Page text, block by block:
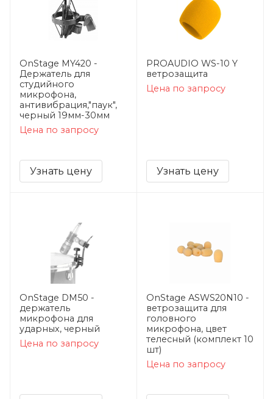
OnStage MY420 -
Держатель для
студийного
микрофона,
антивибрация,"паук",
черный 19мм-30мм
Цена по запросу
Узнать цену
PROAUDIO WS-10 Y
ветрозащита
Цена по запросу
Узнать цену
OnStage DM50 -
держатель
микрофона для
ударных, черный
Цена по запросу
OnStage ASWS20N10 -
ветрозащита для
головного
микрофона, цвет
телесный (комплект 10
шт)
Цена по запросу